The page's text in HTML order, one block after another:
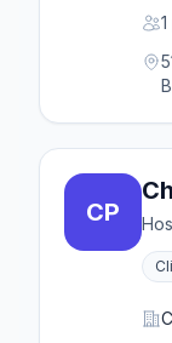
CP